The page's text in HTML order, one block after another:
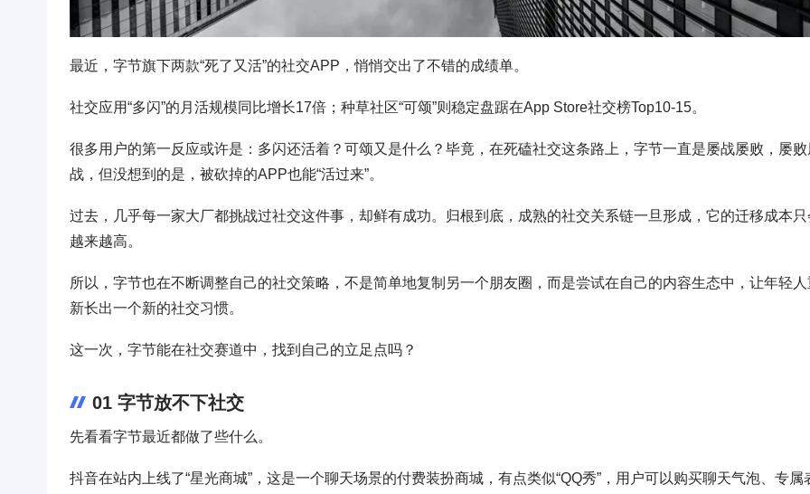
最近，字节旗下两款“死了又活”的社交APP，悄悄交出了不错的成绩单。
社交应用“多闪”的月活规模同比增长17倍；种草社区“可颂”则稳定盘踞在App Store社交榜Top10-15。
很多用户的第一反应或许是：多闪还活着？可颂又是什么？毕竟，在死磕社交这条路上，字节一直是屡战屡败，屡败
战，但没想到的是，被砍掉的APP也能“活过来”。
过去，几乎每一家大厂都挑战过社交这件事，却鲜有成功。归根到底，成熟的社交关系链一旦形成，它的迁移成本只
越来越高。
所以，字节也在不断调整自己的社交策略，不是简单地复制另一个朋友圈，而是尝试在自己的内容生态中，让年轻人
新长出一个新的社交习惯。
这一次，字节能在社交赛道中，找到自己的立足点吗？
01 字节放不下社交
先看看字节最近都做了些什么。
抖音在站内上线了“星光商城”，这是一个聊天场景的付费装扮商城，有点类似“QQ秀”，用户可以购买聊天气泡、专属